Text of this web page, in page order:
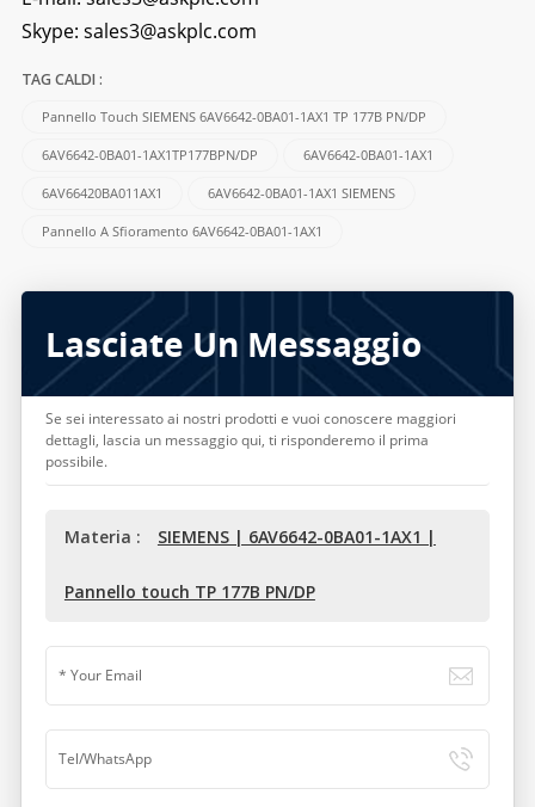
Skype: sales3@askplc.com
TAG CALDI :
Pannello Touch SIEMENS 6AV6642-0BA01-1AX1 TP 177B PN/DP
6AV6642-0BA01-1AX1TP177BPN/DP 6AV6642-0BA01-1AX1
6AV66420BA011AX1 6AV6642-0BA01-1AX1 SIEMENS
Pannello A Sfioramento 6AV6642-0BA01-1AX1
Lasciate Un Messaggio
Se sei interessato ai nostri prodotti e vuoi conoscere maggiori
dettagli, lascia un messaggio qui, ti risponderemo il prima
possibile.
Materia : SIEMENS | 6AV6642-0BA01-1AX1 |
Pannello touch TP 177B PN/DP